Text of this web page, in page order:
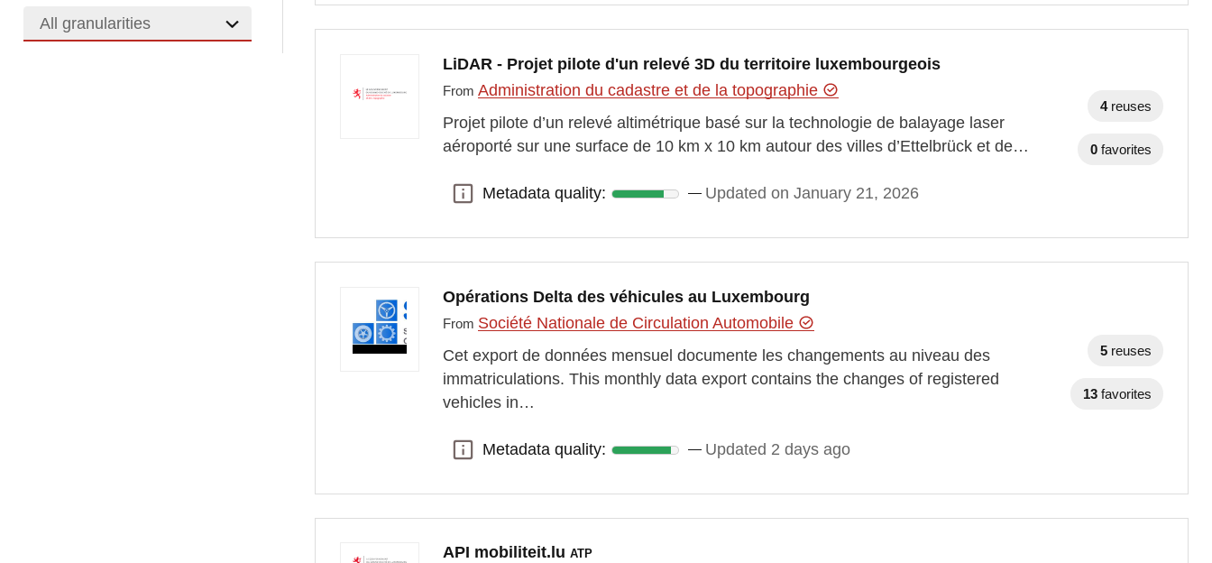
All granularities
LiDAR - Projet pilote d'un relevé 3D du territoire luxembourgeois
FromAdministration du cadastre et de la topographie
Projet pilote d’un relevé altimétrique basé sur la technologie de balayage laser
aéroporté sur une surface de 10 km x 10 km autour des villes d’Ettelbrück et de…
Metadata quality:
Metadata quality: Updated on January 21, 2026
4 reuses
0 favorites
Opérations Delta des véhicules au Luxembourg
From Société Nationale de Circulation Automobile
Cet export de données mensuel documente les changements au niveau des
immatriculations. This monthly data export contains the changes of registered
vehicles in…
Metadata quality:
Metadata quality: Updated 2 days ago
5 reuses
13 favorites
API mobiliteit.luATP